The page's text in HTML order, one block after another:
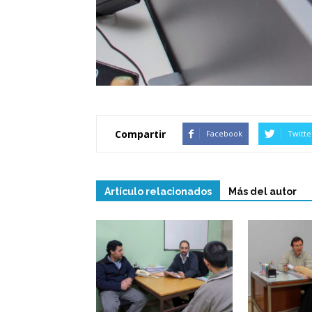
Compartir Facebook
Artículo relacionados Más del autor